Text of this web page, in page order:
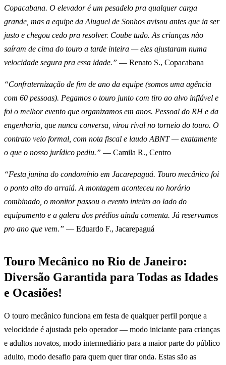
Copacabana. O elevador é um pesadelo pra qualquer carga
grande, mas a equipe da Aluguel de Sonhos avisou antes que ia ser
justo e chegou cedo pra resolver. Coube tudo. As crianças não
saíram de cima do touro a tarde inteira — eles ajustaram numa
velocidade segura pra essa idade.” — Renato S., Copacabana
“Confraternização de fim de ano da equipe (somos uma agência
com 60 pessoas). Pegamos o touro junto com tiro ao alvo inflável e
foi o melhor evento que organizamos em anos. Pessoal do RH e da
engenharia, que nunca conversa, virou rival no torneio do touro. O
contrato veio formal, com nota fiscal e laudo ABNT — exatamente
o que o nosso jurídico pediu.” — Camila R., Centro
“Festa junina do condomínio em Jacarepaguá. Touro mecânico foi
o ponto alto do arraiá. A montagem aconteceu no horário
combinado, o monitor passou o evento inteiro ao lado do
equipamento e a galera dos prédios ainda comenta. Já reservamos
pro ano que vem.” — Eduardo F., Jacarepaguá
Touro Mecânico no Rio de Janeiro:
Diversão Garantida para Todas as Idades
e Ocasiões!
O touro mecânico funciona em festa de qualquer perfil porque a
velocidade é ajustada pelo operador — modo iniciante para crianças
e adultos novatos, modo intermediário para a maior parte do público
adulto, modo desafio para quem quer tirar onda. Estas são as